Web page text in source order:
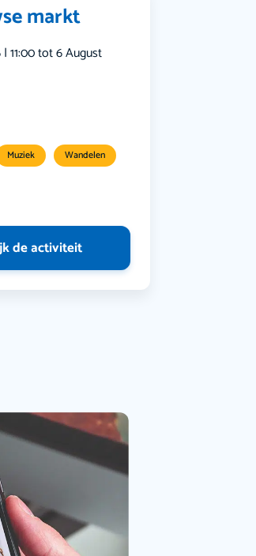
markt
11:00 tot 6 August
Muziek Wandelen
de activiteit